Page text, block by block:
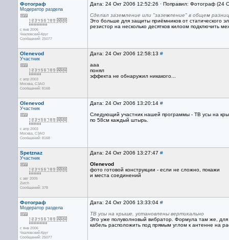
Фотограф
Модератор раздела
с янв 2006
Чкаловский-Круг
Сообщений: 25077
Дата: 24 Окт 2006 12:52:26 · Поправил: Фотограф (24
Сделал заземление или "заземление" в общем
Это больше для защиты приёмников от статического
резистор на несколько десятков килоом подключить
Olenevod
Участник
с апр 2003
Москва, СЗАО
Сообщений: 8168
Дата: 24 Окт 2006 12:58:13 #
ааа
понял
эффекта не обнаружил никакого...
Olenevod
Участник
с апр 2003
Москва, СЗАО
Сообщений: 8168
Дата: 24 Окт 2006 13:20:14 #
Следующий участник нашей программы - ТВ усы на
по 58см каждый штырь.
Spetznaz
Участник
с авг 2005
Zurch
Сообщений: 378
Дата: 24 Окт 2006 13:27:47 #
Olenevod
фото готовой конструкции - если не сложно, покажи
и места соединений
Фотограф
Модератор раздела
с янв 2006
Чкаловский-Круг
Сообщений: 25077
Дата: 24 Окт 2006 13:33:04 #
ТВ усы на крыше, установлены вертикально
Это уже полуволновый вибратор. Формула там же,
кабель расположить под прямым углом к антенне на